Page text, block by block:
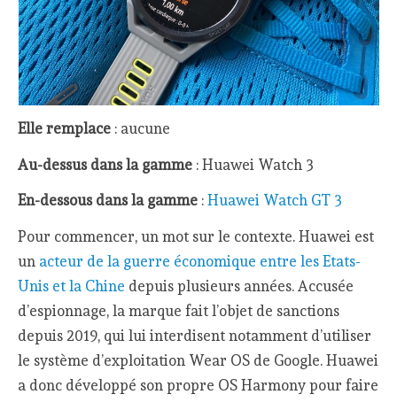
Elle remplace : aucune
Au-dessus dans la gamme : Huawei Watch 3
En-dessous dans la gamme :Huawei Watch GT 3
Pour commencer, un mot sur le contexte. Huawei est
un acteur de la guerre économique entre les Etats-
Unis et la Chine depuis plusieurs années. Accusée
d’espionnage, la marque fait l’objet de sanctions
depuis 2019, qui lui interdisent notamment d’utiliser
le système d’exploitation Wear OS de Google. Huawei
a donc développé son propre OS Harmony pour faire